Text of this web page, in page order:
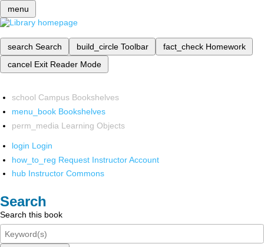
menu
search Search build_circle Toolbar fact_check Homework
cancel Exit Reader Mode
school Campus Bookshelves
menu_book Bookshelves
perm_media Learning Objects
login Login
how_to_reg Request Instructor Account
hub Instructor Commons
Search
Search this book